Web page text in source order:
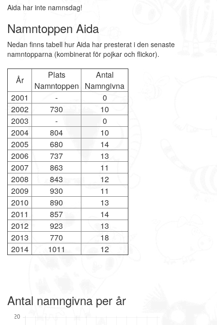
Aida har inte namnsdag!
Namntoppen Aida
Nedan finns tabell hur Aida har presterat i den senaste
namntopparna (kombinerat för pojkar och flickor).
År
Plats
Namntoppen
Antal
Namngivna
2001
-
0
2002
730
10
2003
-
0
2004
804
10
2005
680
14
2006
737
13
2007
863
11
2008
843
12
2009
930
11
2010
890
13
2011
857
14
2012
923
13
2013
770
18
2014
1011 12
Antal namngivna per år